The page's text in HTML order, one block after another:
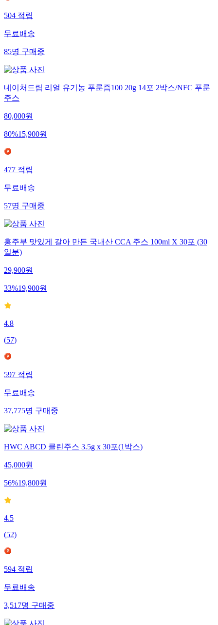
504적립
무료배송
85명구매중
네이처드림 리얼 유기농 푸룬즙100 20g 14포 2박스/NFC 푸룬
주스
80,000원
80%15,900원
477적립
무료배송
57명구매중
홍주부 맛있게 갈아 만든 국내산 CCA 주스 100ml X 30포 (30
일분)
29,900원
33%19,900원
4.8
(57)
597적립
무료배송
37,775명구매중
HWC ABCD 클린주스 3.5g x 30포(1박스)
45,000원
56%19,800원
4.5
(52)
594적립
무료배송
3,517명구매중